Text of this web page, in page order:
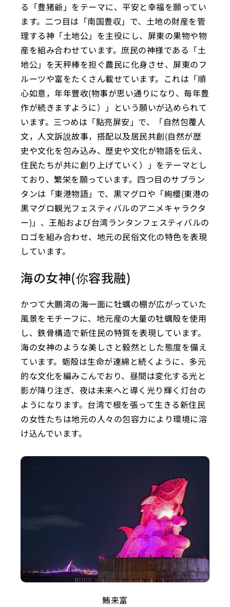
る「豊猪爺」をテーマに、平安と幸福を願ってい
ます。二つ目は「南国豊収」で、土地の財産を管
理する神「土地公」を主役にし、屏東の果物や物
産を組み合わせています。庶民の神様である「土
地公」を天秤棒を担ぐ農民に化身させ、屏東のフ
ルーツや富をたくさん載せています。これは「順
心如意，年年豐收(物事が思い通りになり、毎年豊
作が続きますように）」という願いが込められて
います。三つめは「點亮屏安」で、「自然包覆人
文，人文訴說故事，搭配以及居民共創(自然が歴
史や文化を包み込み、歴史や文化が物語を伝え、
住民たちが共に創り上げていく）」をテーマとし
ており、繁栄を願っています。四つ目のサブラン
タンは「東港物語」で、黒マグロや「絢櫻(東港の
黒マグロ観光フェスティバルのアニメキャラクタ
ー)」、王船および台湾ランタンフェスティバルの
ロゴを組み合わせ、地元の民俗文化の特色を表現
しています。
海の女神(你容我融)
かつて大鵬湾の海一面に牡蠣の棚が広がっていた
風景をモチーフに、地元産の大量の牡蠣殻を使用
し、鉄骨構造で新住民の特質を表現しています。
海の女神のような美しさと毅然とした態度を備え
ています。蛎殻は生命が連綿と続くように、多元
的な文化を編みこんでおり、昼間は変化する光と
影が降り注ぎ、夜は未来へと導く光り輝く灯台の
ようになります。台湾で根を張って生きる新住民
の女性たちは地元の人々の包容力により環境に溶
け込んでいます。
鮪来富